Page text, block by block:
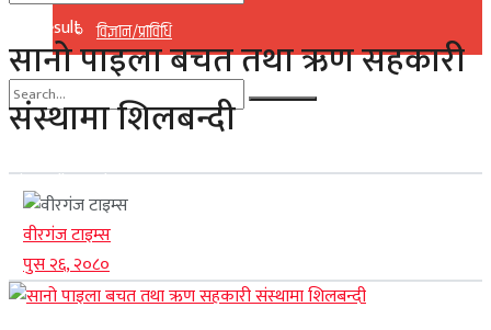
विज्ञान/प्राविधि
No Result
View All Result
No Result
View All Result
सानो पाइला बचत तथा ऋण सहकारी
संस्थामा शिलबन्दी
वीरगंज टाइम्स
पुस २६, २०८०